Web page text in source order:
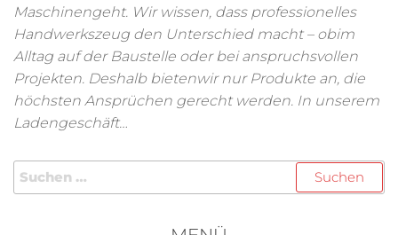
Maschinengeht. Wir wissen, dass professionelles
Handwerkszeug den Unterschied macht – obim
Alltag auf der Baustelle oder bei anspruchsvollen
Projekten. Deshalb bietenwir nur Produkte an, die
höchsten Ansprüchen gerecht werden. In unserem
Ladengeschäft…